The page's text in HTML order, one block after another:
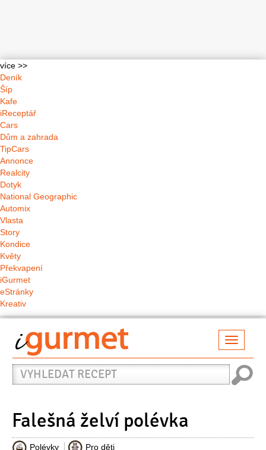
více >>
Deník
Šíp
Kafe
iReceptář
Cars
Dům a zahrada
TipCars
Annonce
Realcity
Dotyk
National Geographic
Automix
Vlasta
Story
Kondice
Květy
Překvapení
iGurmet
eStránky
Kreativ
Vyhledat
recept
Falešná želví polévka
Polévky Pro děti